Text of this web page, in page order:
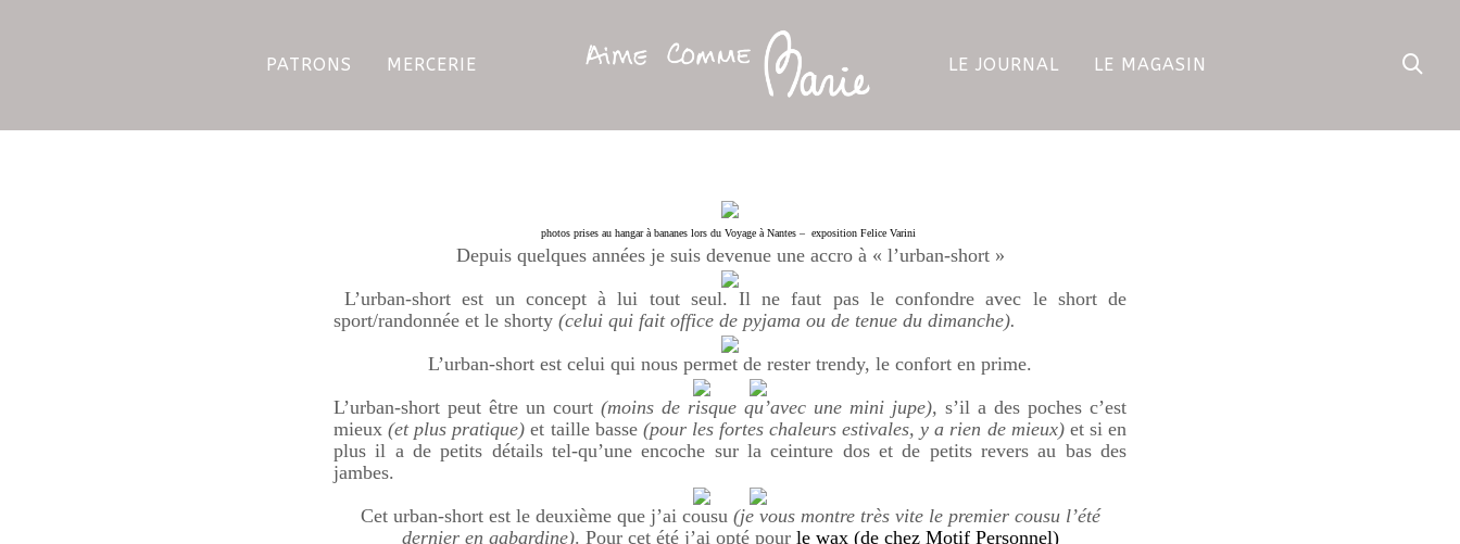
PATRONS MERCERIE LE JOURNAL LE MAGASIN
photos prises au hangar à bananes lors du Voyage à Nantes – exposition Felice Varini
Depuis quelques années je suis devenue une accro à « l’urban-short »
L’urban-short est un concept à lui tout seul. Il ne faut pas le confondre avec le short de
sport/randonnée et le shorty (celui qui fait office de pyjama ou de tenue du dimanche).
L’urban-short est celui qui nous permet de rester trendy, le confort en prime.
L’urban-short peut être un court (moins de risque qu’avec une mini jupe), s’il a des poches c’est
mieux (et plus pratique) et taille basse (pour les fortes chaleurs estivales, y a rien de mieux)et si en
plus il a de petits détails tel-qu’une encoche sur la ceinture dos et de petits revers au bas des
jambes.
Cet urban-short est le deuxième que j’ai cousu (je vous montre très vite le premier cousu l’été
dernier en gabardine). Pour cet été j’ai opté pour le wax (de chez Motif Personnel)